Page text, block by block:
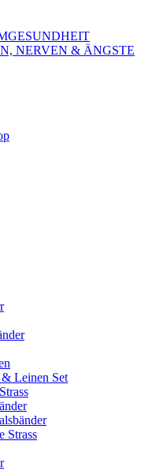
NERVEN & ÄNGSTE
Leinen Set
Strass